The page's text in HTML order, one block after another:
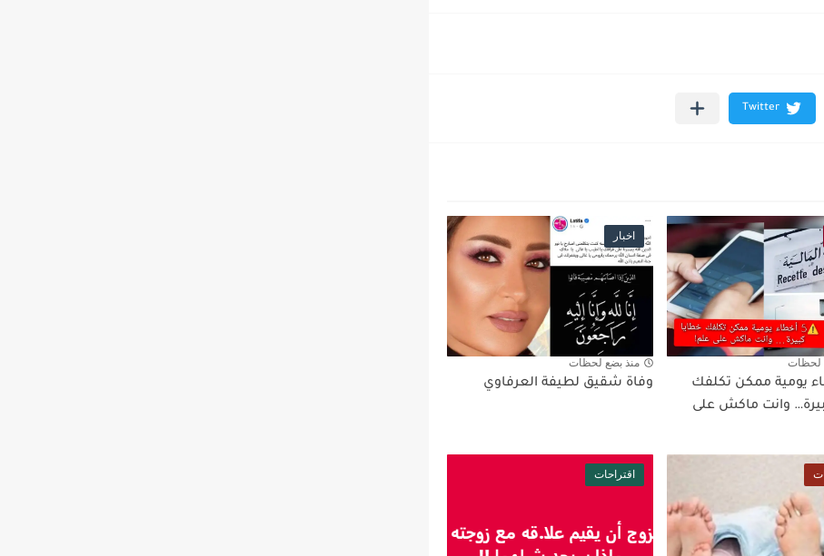
لحظات
يومية ممكن تكلفك
وانت ماكش على
اخبار
منذ بضع لحظات
وفاة شقيق لطيفة العرفاوي
اقتراحات